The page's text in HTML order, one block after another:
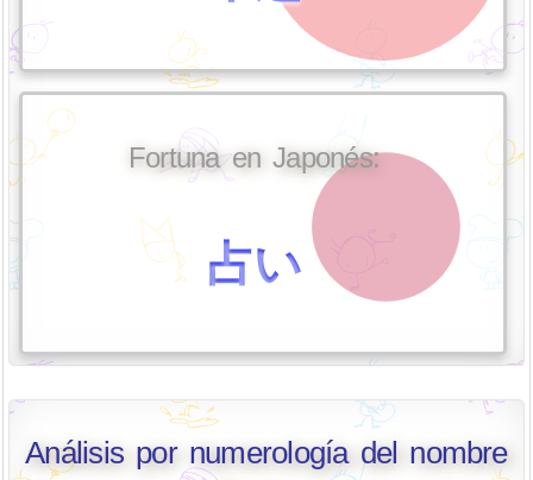
Fortuna en Japonés:
占い
Análisis por numerología del nombre